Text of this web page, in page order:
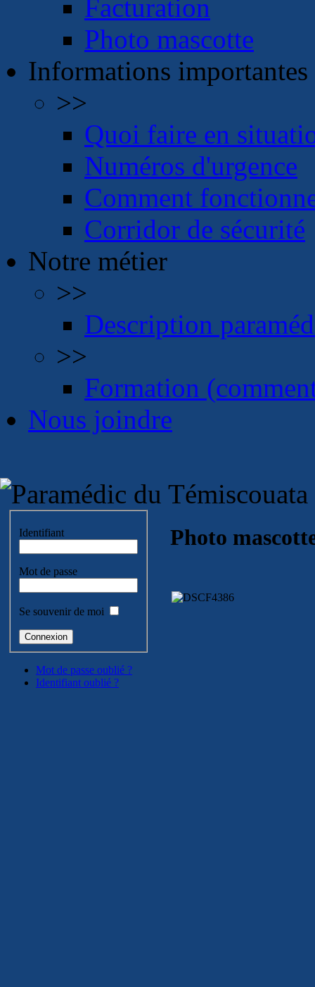
Facturation
Photo mascotte
Informations importantes
>>
Quoi faire en
Numéros d'urgence
Comment
Corridor de sécurité
Notre métier
>>
Description
>>
Formation
Nous joindre
Identifiant
Mot de passe
Se souvenir de moi
Mot de passe oublié ?
Identifiant oublié ?
Photo